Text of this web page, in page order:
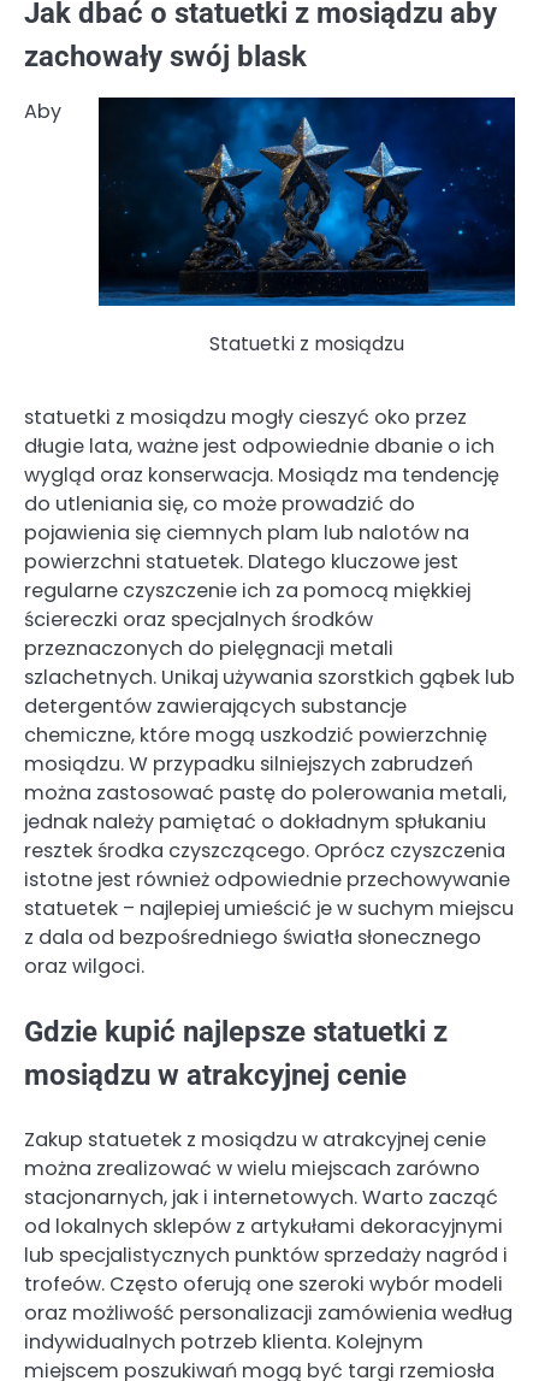
Jak dbać o statuetki z mosiądzu aby
zachowały swój blask
Statuetki z mosiądzu
Aby
statuetki z mosiądzu mogły cieszyć oko przez
długie lata, ważne jest odpowiednie dbanie o ich
wygląd oraz konserwacja. Mosiądz ma tendencję
do utleniania się, co może prowadzić do
pojawienia się ciemnych plam lub nalotów na
powierzchni statuetek. Dlatego kluczowe jest
regularne czyszczenie ich za pomocą miękkiej
ściereczki oraz specjalnych środków
przeznaczonych do pielęgnacji metali
szlachetnych. Unikaj używania szorstkich gąbek lub
detergentów zawierających substancje
chemiczne, które mogą uszkodzić powierzchnię
mosiądzu. W przypadku silniejszych zabrudzeń
można zastosować pastę do polerowania metali,
jednak należy pamiętać o dokładnym spłukaniu
resztek środka czyszczącego. Oprócz czyszczenia
istotne jest również odpowiednie przechowywanie
statuetek – najlepiej umieścić je w suchym miejscu
z dala od bezpośredniego światła słonecznego
oraz wilgoci.
Gdzie kupić najlepsze statuetki z
mosiądzu w atrakcyjnej cenie
Zakup statuetek z mosiądzu w atrakcyjnej cenie
można zrealizować w wielu miejscach zarówno
stacjonarnych, jak i internetowych. Warto zacząć
od lokalnych sklepów z artykułami dekoracyjnymi
lub specjalistycznych punktów sprzedaży nagród i
trofeów. Często oferują one szeroki wybór modeli
oraz możliwość personalizacji zamówienia według
indywidualnych potrzeb klienta. Kolejnym
miejscem poszukiwań mogą być targi rzemiosła